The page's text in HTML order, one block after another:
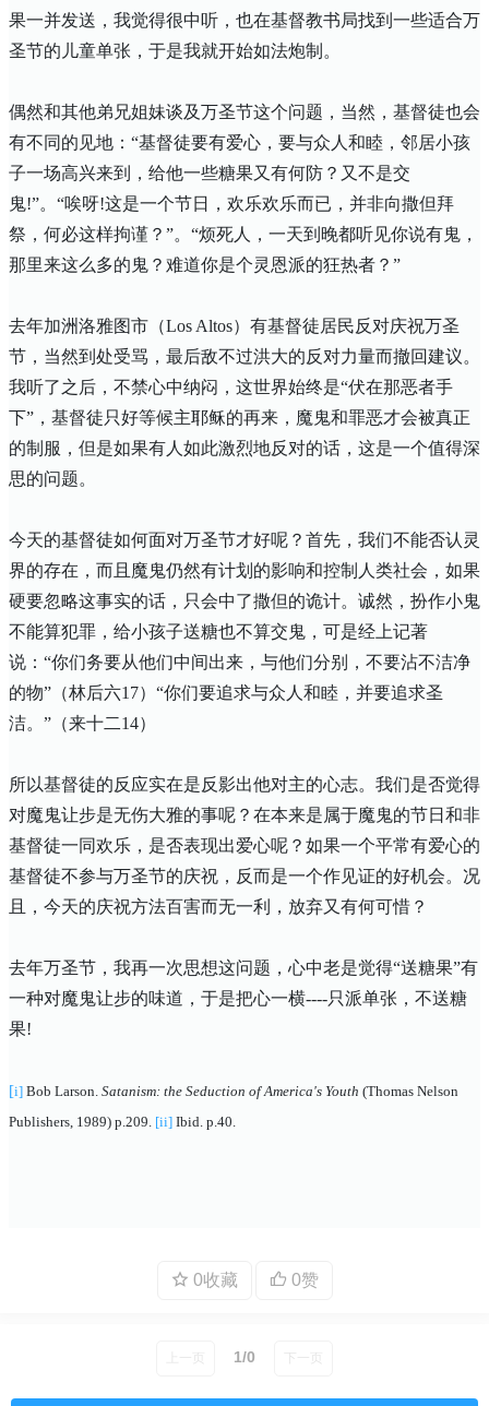
果一并发送，我觉得很中听，也在基督教书局找到一些适合万
圣节的儿童单张，于是我就开始如法炮制。
偶然和其他弟兄姐妹谈及万圣节这个问题，当然，基督徒也会
有不同的见地：“基督徒要有爱心，要与众人和睦，邻居小孩
子一场高兴来到，给他一些糖果又有何防？又不是交
鬼!”。“唉呀!这是一个节日，欢乐欢乐而已，并非向撒但拜
祭，何必这样拘谨？”。“烦死人，一天到晚都听见你说有鬼，
那里来这么多的鬼？难道你是个灵恩派的狂热者？”
去年加洲洛雅图市（Los Altos）有基督徒居民反对庆祝万圣
节，当然到处受骂，最后敌不过洪大的反对力量而撤回建议。
我听了之后，不禁心中纳闷，这世界始终是“伏在那恶者手
下”，基督徒只好等候主耶稣的再来，魔鬼和罪恶才会被真正
的制服，但是如果有人如此激烈地反对的话，这是一个值得深
思的问题。
今天的基督徒如何面对万圣节才好呢？首先，我们不能否认灵
界的存在，而且魔鬼仍然有计划的影响和控制人类社会，如果
硬要忽略这事实的话，只会中了撒但的诡计。诚然，扮作小鬼
不能算犯罪，给小孩子送糖也不算交鬼，可是经上记著
说：“你们务要从他们中间出来，与他们分别，不要沾不洁净
的物”（林后六17）“你们要追求与众人和睦，并要追求圣
洁。”（来十二14）
所以基督徒的反应实在是反影出他对主的心志。我们是否觉得
对魔鬼让步是无伤大雅的事呢？在本来是属于魔鬼的节日和非
基督徒一同欢乐，是否表现出爱心呢？如果一个平常有爱心的
基督徒不参与万圣节的庆祝，反而是一个作见证的好机会。况
且，今天的庆祝方法百害而无一利，放弃又有何可惜？
去年万圣节，我再一次思想这问题，心中老是觉得“送糖果”有
一种对魔鬼让步的味道，于是把心一横----只派单张，不送糖
果!
[i] Bob Larson. Satanism: the Seduction of America's Youth (Thomas Nelson
Publishers, 1989) p.209. [ii] Ibid. p.40.
0收藏 0赞
1/0